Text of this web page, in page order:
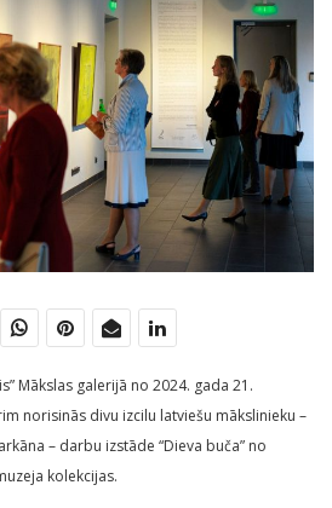
Mākslas galerijā no 2024. gada 21.
norisinās divu izcilu latviešu mākslinieku –
– darbu izstāde “Dieva buča” no
kolekcijas.